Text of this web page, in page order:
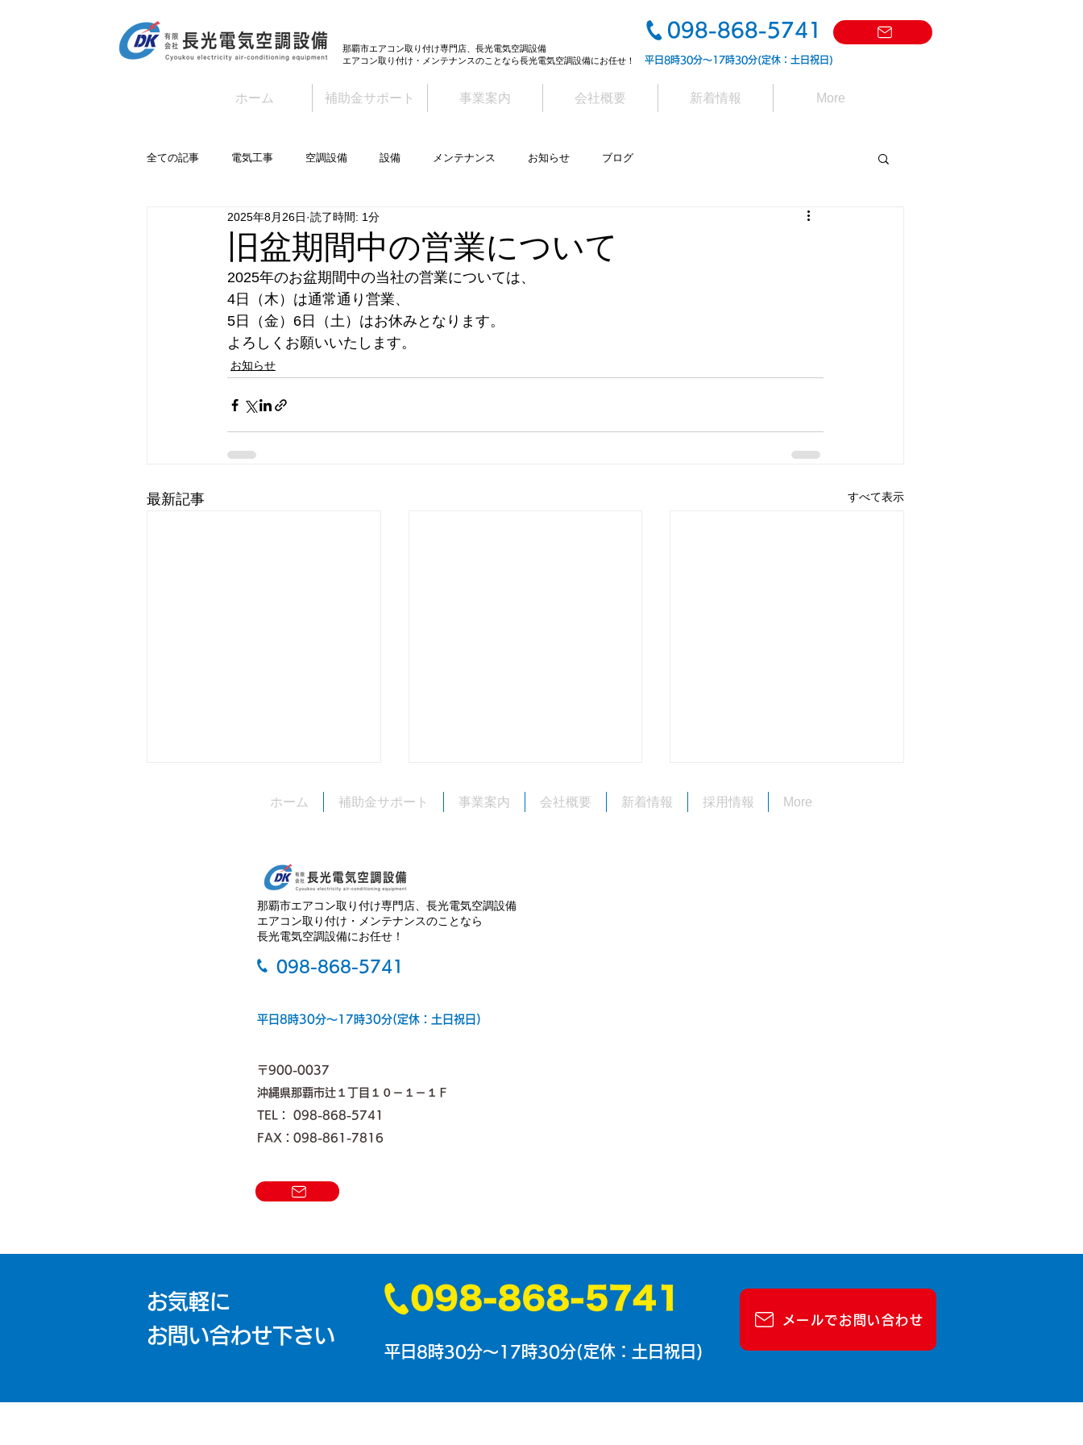
那覇市エアコン取り付け専門店、長光電気空調設備
エアコン取り付け・メンテナンスのことなら長光電気空調設備にお任せ！
098-868-5741
平日8時30分～17時30分(定休：土日祝日)
ホーム 補助金サポート 事業案内 会社概要 新着情報 More
全ての記事 電気工事 空調設備 設備 メンテナンス お知らせ ブログ
旧盆期間中の営業について
2025年8月26日 読了時間: 1分
2025年のお盆期間中の当社の営業については、
4日（木）は通常通り営業、
5日（金）6日（土）はお休みとなります。
よろしくお願いいたします。
お知らせ
最新記事 すべて表示
台風接近時の対応について
当社では、台風接近時、バスが止
まったら休業となっております。
ご理解とご協力の程よろしくお願
い申し上げます。
旧盆期間中の営業について
クイ） 8月28日（金） の両日を
お休みとさせていただきます。
ホーム 補助金サポート 事業案内 会社概要 新着情報 採用情報 More
098-868-5741
平日8時30分～17時30分(定休：土日祝日)
〒900-0037
沖縄県那覇市辻１丁目１０－１－１Ｆ
TEL： 098-868-5741
FAX：098-861-7816
那覇市エアコン取り付け専門店、長光電気空調設備
エアコン取り付け・メンテナンスのことなら
長光電気空調設備にお任せ！
お気軽に
お問い合わせ下さい
平日8時30分～17時30分(定休：土日祝日)
メールでお問い合わせ